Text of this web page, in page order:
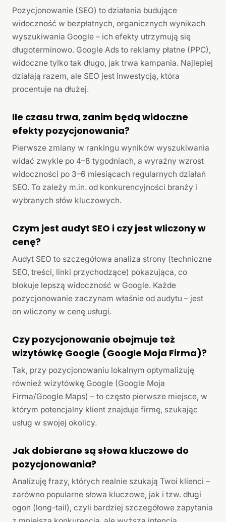
Pozycjonowanie (SEO) to działania budujące
widoczność w bezpłatnych, organicznych wynikach
wyszukiwania Google – ich efekty utrzymują się
długoterminowo. Google Ads to reklamy płatne (PPC),
widoczne tylko tak długo, jak trwa kampania. Najlepiej
działają razem, ale SEO jest inwestycją, która
procentuje na dłużej.
Ile czasu trwa, zanim będą widoczne
efekty pozycjonowania?
Pierwsze zmiany w rankingu wyników wyszukiwania
widać zwykle po 4–8 tygodniach, a wyraźny wzrost
widoczności po 3–6 miesiącach regularnych działań
SEO. To zależy m.in. od konkurencyjności branży i
wybranych słów kluczowych.
Czym jest audyt SEO i czy jest wliczony w
cenę?
Audyt SEO to szczegółowa analiza strony (techniczne
SEO, treści, linki przychodzące) pokazująca, co
blokuje lepszą widoczność w Google. Każde
pozycjonowanie zaczynam właśnie od audytu – jest
on wliczony w cenę usługi.
Czy pozycjonowanie obejmuje też
wizytówkę Google (Google Moja Firma)?
Tak, przy pozycjonowaniu lokalnym optymalizuję
również wizytówkę Google (Google Moja
Firma/Google Maps) – to często pierwsze miejsce, w
którym potencjalny klient znajduje firmę, szukając
usług w swojej okolicy.
Jak dobierane są słowa kluczowe do
pozycjonowania?
Analizuję frazy, których realnie szukają Twoi klienci –
zarówno popularne słowa kluczowe, jak i tzw. długi
ogon (long-tail), czyli bardziej szczegółowe zapytania